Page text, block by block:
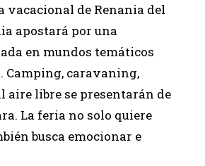
vacacional de Renania del
apostará por una
en mundos temáticos
Camping, caravaning,
aire libre se presentarán de
La feria no solo quiere
busca emocionar e